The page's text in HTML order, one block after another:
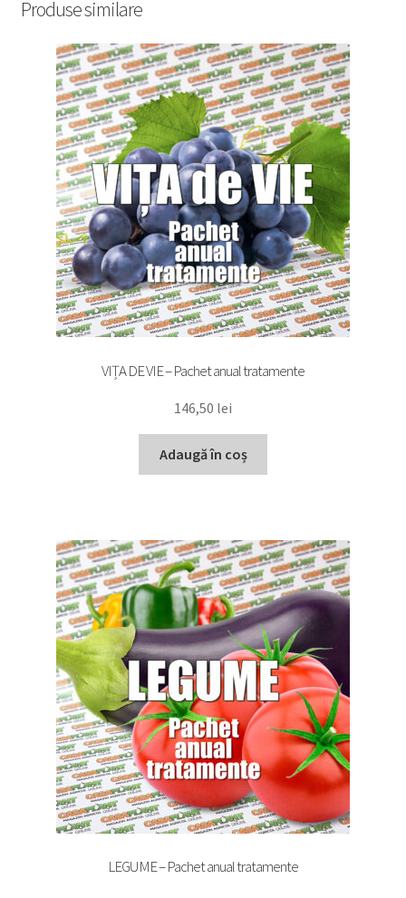
Produse similare
VIȚA DE VIE – Pachet anual tratamente
146,50 lei
Adaugă în coș
LEGUME – Pachet anual tratamente